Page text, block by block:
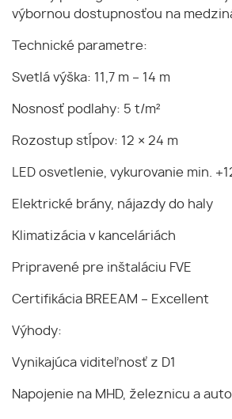
výbornou dostupnosťou na
Technické parametre:
Svetlá výška: 11,7 m – 14 m
Nosnosť podlahy: 5 t/m²
Rozostup stĺpov: 12 × 24 m
LED osvetlenie, vykurovanie min.
Elektrické brány, nájazdy do haly
Klimatizácia v kanceláriách
Pripravené pre inštaláciu FVE
Certifikácia BREEAM – Excellent
Výhody:
Vynikajúca viditeľnosť z D1
Napojenie na MHD, železnicu a